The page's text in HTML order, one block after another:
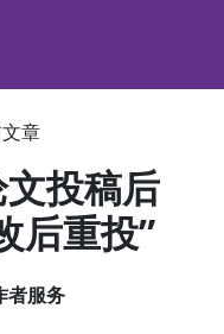
章
投稿后
后重投”
者服务